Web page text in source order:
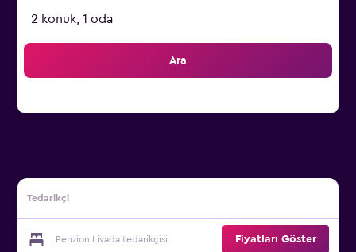
2 konuk, 1 oda
Ara
Tedarikçi
Penzion Livada tedarikçisi Fiyatları Göster